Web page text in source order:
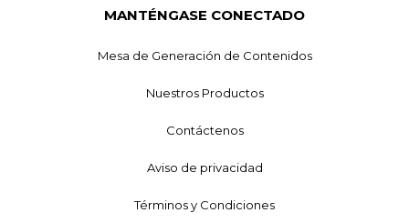
MANTÉNGASE CONECTADO
Mesa de Generación de Contenidos
Nuestros Productos
Contáctenos
Aviso de privacidad
Términos y Condiciones